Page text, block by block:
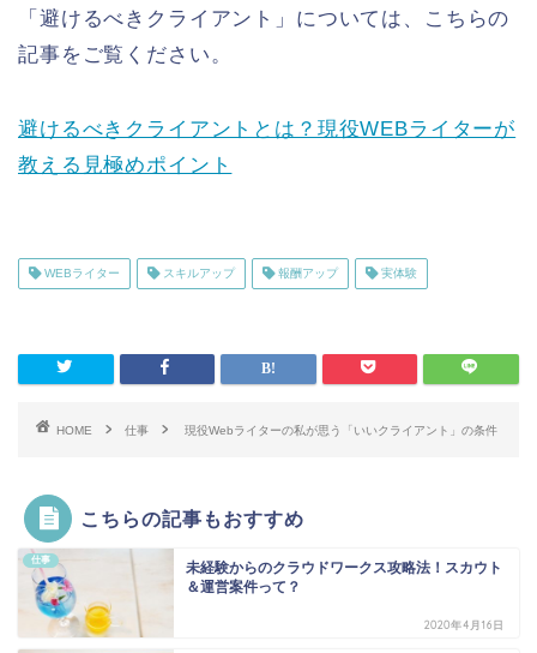
「避けるべきクライアント」については、こちらの
記事をご覧ください。
避けるべきクライアントとは？現役WEBライターが
教える見極めポイント
WEBライター スキルアップ 報酬アップ 実体験
HOME 仕事 現役Webライターの私が思う「いいクライアント」の条件
こちらの記事もおすすめ
仕事
未経験からのクラウドワークス攻略法！スカウト
＆運営案件って？
2020年4月16日